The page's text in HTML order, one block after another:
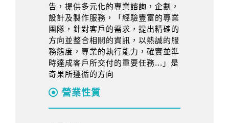
告，提供多元化的專業諮詢，企劃，
設計及製作服務，「經驗豐富的專業
團隊，針對客戶的需求，提出精確的
方向並整合相關的資訊，以熱誠的服
務態度，專業的執行能力，確實並準
時達成客戶所交付的重要任務...」是
奇果所遵循的方向
營業性質